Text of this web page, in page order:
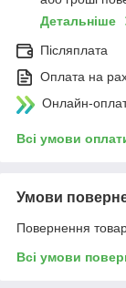
Детальніше
Післяплата
Оплата на
Онлайн-
Всі умови
Умови
Повернення
Всі умови